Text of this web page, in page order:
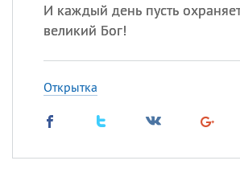
И каждый день пусть
великий Бог!
Открытка